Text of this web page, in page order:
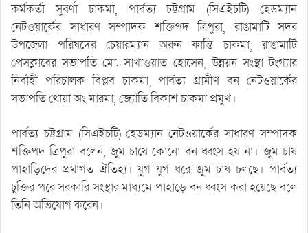
কর্মকর্তা সুবর্ণা চাকমা, পার্বত্য চট্টগ্রাম (সিএইচটি) হেডম্যান
নেটওয়ার্কের সাধারণ সম্পাদক শক্তিপদ ত্রিপুরা, রাঙামাটি সদর
উপজেলা পরিষদের চেয়ারম্যান অরুন কান্তি চাকমা, রাঙামাটি
প্রেসক্লাবের সভাপতি মো. সাখাওয়াত হোসেন, উন্নয়ন সংস্থা টংগ্যার
নির্বাহী পরিচালক বিপ্লব চাকমা, পার্বত্য গ্রামীণ বন নেটওয়ার্কের
সভাপতি থোয়া অং মারমা, জ্যোতি বিকাশ চাকমা প্রমুখ।
পার্বত্য চট্টগ্রাম (সিএইচটি) হেডম্যান নেটওয়ার্কের সাধারণ সম্পাদক
শক্তিপদ ত্রিপুরা বলেন, জুম চাষে কোনো বন ধ্বংস হয় না। জুম চাষ
পাহাড়িদের প্রথাগত ঐতিহ্য। যুগ যুগ ধরে জুম চাষ চলছে। পার্বত্য
চুক্তির পরে সরকারি সংস্থার মাধ্যমে পাহাড়ে বন ধ্বংস করা হয়েছে বলে
তিনি অভিযোগ করেন।